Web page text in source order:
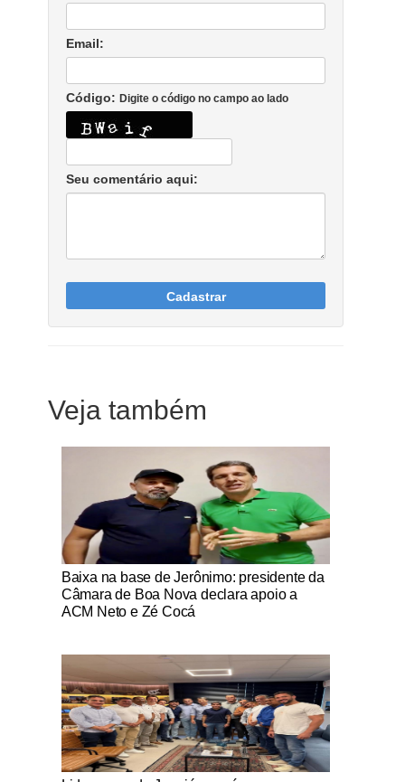
Email:
Código: Digite o código no campo ao lado
Seu comentário aqui:
Cadastrar
Veja também
Notícias Católicas
Baixa na base de Jerônimo: presidente da
Câmara de Boa Nova declara apoio a
ACM Neto e Zé Cocá
Notícias Católicas